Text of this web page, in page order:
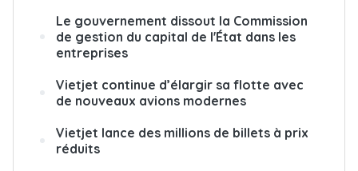
Le gouvernement dissout la Commission
de gestion du capital de l'État dans les
entreprises
Vietjet continue d’élargir sa flotte avec
de nouveaux avions modernes
Vietjet lance des millions de billets à prix
réduits